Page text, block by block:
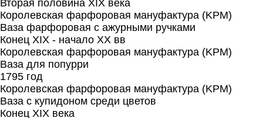
Вторая половина XIX века
Королевская фарфоровая мануфактура (KPM)
Ваза фарфоровая с ажурными ручками
Конец XIX - начало XX вв
Королевская фарфоровая мануфактура (KPM)
Ваза для попурри
1795 год
Королевская фарфоровая мануфактура (KPM)
Ваза с купидоном среди цветов
Конец XIX века